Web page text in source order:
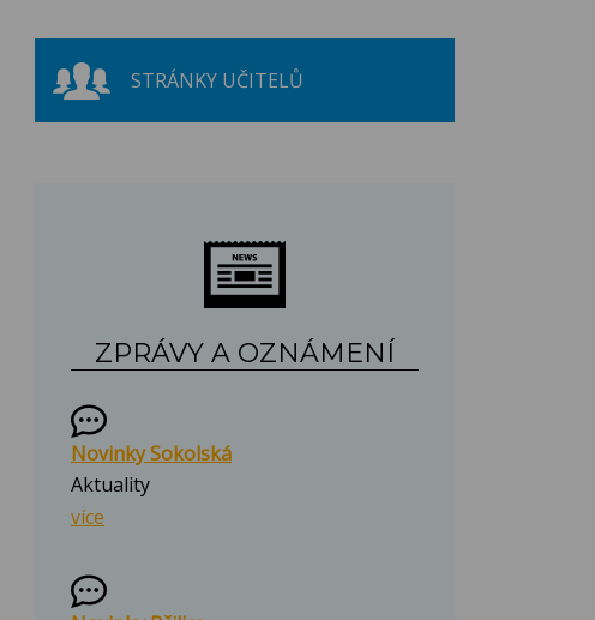
STRÁNKY UČITELŮ
ZPRÁVY A OZNÁMENÍ
Novinky Sokolská
Aktuality
více